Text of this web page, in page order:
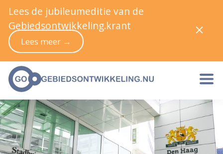
Lees de jubileumeditie van de
Gebiedsontwikkeling.krant
Lees meer →